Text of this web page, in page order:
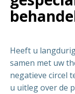
Heeft u
samen met uw
negatieve circel
u uitleg over de